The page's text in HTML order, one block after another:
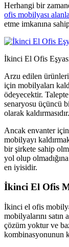
Herhangi bir
ofis mobilyası
etme imkanına
İkinci El Ofis
Arzu edilen
için mobilyaları
ödeyecektir.
senaryosu üçüncü
olarak kaldırmasıdır.
Ancak envanter
mobilyayı
bir şirkete sahip
yol olup
en iyisidir.
İkinci El Ofis
İkinci el ofis
mobilyalarını
çözüm yoktur ve
kombinasyonunun